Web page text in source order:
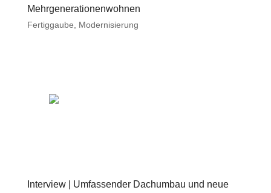
Mehrgenerationenwohnen
Fertiggaube Modernisierung
Interview | Umfassender Dachumbau und neue